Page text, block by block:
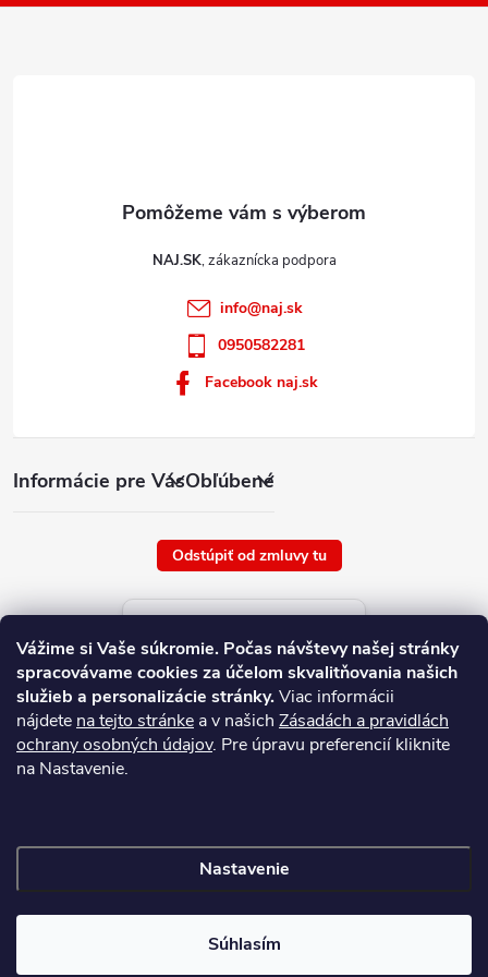
Vážime si Vaše súkromie. Počas návštevy našej stránky
spracovávame cookies za účelom skvalitňovania našich
služieb a personalizácie stránky.Viac informácii
nájdete na tejto stránke a v našich Zásadách a pravidlách
ochrany osobných údajov. Pre úpravu preferencií kliknite
na Nastavenie.
Nastavenie
Súhlasím
i
Informácie pre VásObľúbené
NAJ.SK
info@naj.sk
0950582281
Facebook naj.sk
Odstúpiť od zmluvy tu
Aktuálne ceny tovaru
platné od : 9/8/2026
Copyright 2026NAJ.SK. Všetky práva vyhradené.